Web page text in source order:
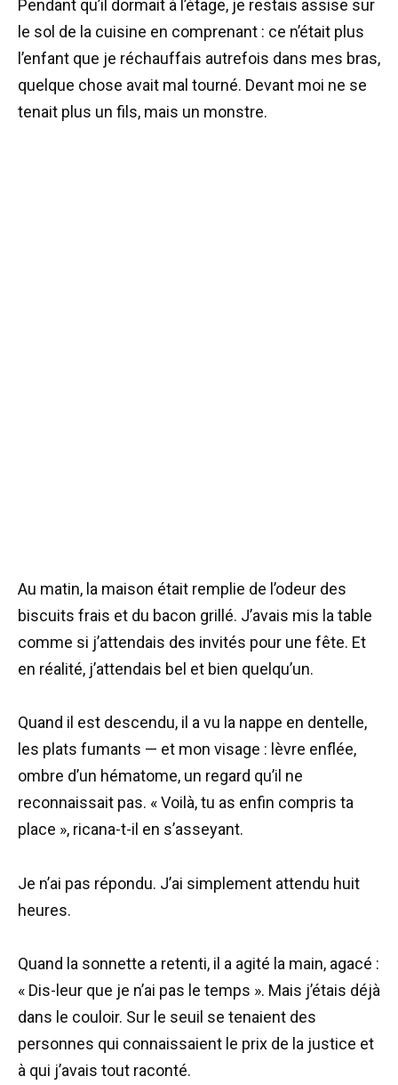
Pendant qu’il dormait à l’étage, je restais assise sur
le sol de la cuisine en comprenant : ce n’était plus
l’enfant que je réchauffais autrefois dans mes bras,
quelque chose avait mal tourné. Devant moi ne se
tenait plus un fils, mais un monstre.
Au matin, la maison était remplie de l’odeur des
biscuits frais et du bacon grillé. J’avais mis la table
comme si j’attendais des invités pour une fête. Et
en réalité, j’attendais bel et bien quelqu’un.
Quand il est descendu, il a vu la nappe en dentelle,
les plats fumants — et mon visage : lèvre enflée,
ombre d’un hématome, un regard qu’il ne
reconnaissait pas. « Voilà, tu as enfin compris ta
place », ricana-t-il en s’asseyant.
Je n’ai pas répondu. J’ai simplement attendu huit
heures.
Quand la sonnette a retenti, il a agité la main, agacé :
« Dis-leur que je n’ai pas le temps ». Mais j’étais déjà
dans le couloir. Sur le seuil se tenaient des
personnes qui connaissaient le prix de la justice et
à qui j’avais tout raconté.